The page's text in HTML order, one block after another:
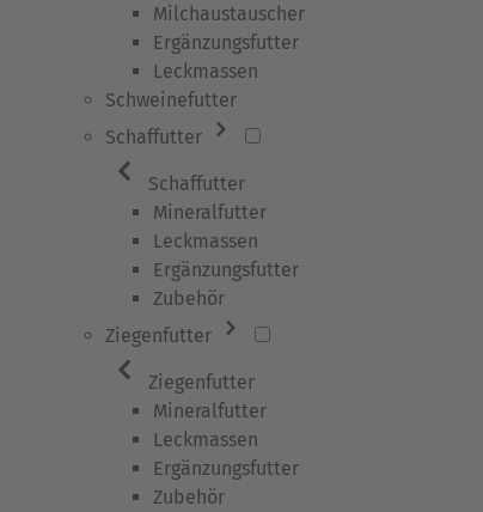
Milchaustauscher
Ergänzungsfutter
Leckmassen
Schweinefutter
Schaffutter
Schaffutter
Mineralfutter
Leckmassen
Ergänzungsfutter
Zubehör
Ziegenfutter
Ziegenfutter
Mineralfutter
Leckmassen
Ergänzungsfutter
Zubehör